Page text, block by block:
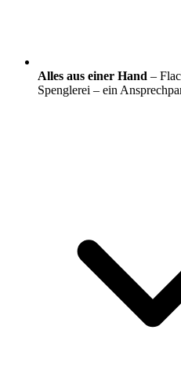
Alles aus einer Hand –
Spenglerei – ein